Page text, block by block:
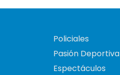
Policiales
Pasión Deportiva
Espectáculos